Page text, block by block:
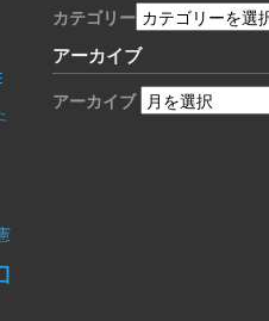
カテゴリー
アーカイブ
アーカイブ